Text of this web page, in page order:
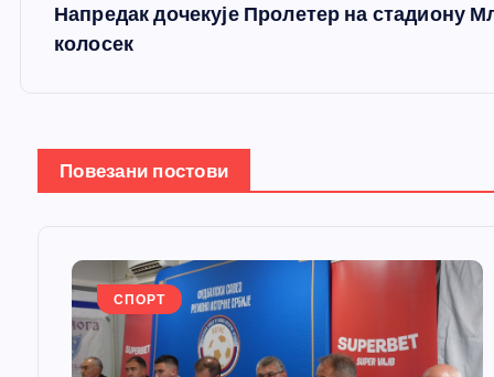
а
њ
Напредак дочекује Пролетер на стадиону
колосек
Повезани постови
СПОРТ